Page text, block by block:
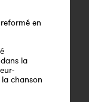
en
la
chanson